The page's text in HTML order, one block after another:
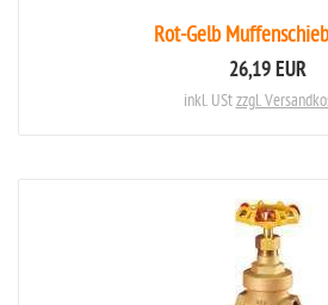
Rot-Gelb
26,19 EUR
inkl. UStzzgl.